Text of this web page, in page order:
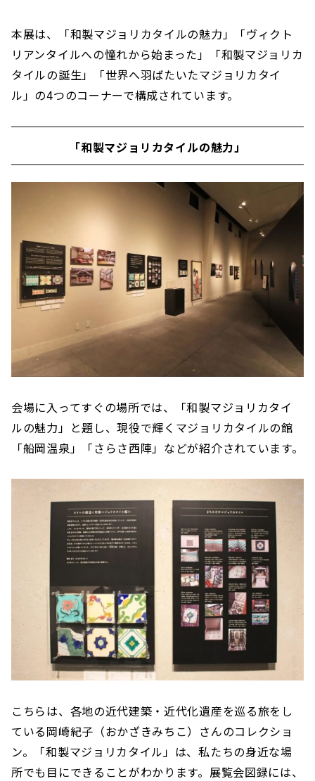
本展は、「和製マジョリカタイルの魅力」「ヴィクト
リアンタイルへの憧れから始まった」「和製マジョリカ
タイルの誕生」「世界へ羽ばたいたマジョリカタイ
ル」の4つのコーナーで構成されています。
「和製マジョリカタイルの魅力」
会場に入ってすぐの場所では、「和製マジョリカタイ
ルの魅力」と題し、現役で輝くマジョリカタイルの館
「船岡温泉」「さらさ西陣」などが紹介されています。
こちらは、各地の近代建築・近代化遺産を巡る旅をし
ている岡崎紀子（おかざきみちこ）さんのコレクショ
ン。「和製マジョリカタイル」は、私たちの身近な場
所でも目にできることがわかります。展覧会図録には、